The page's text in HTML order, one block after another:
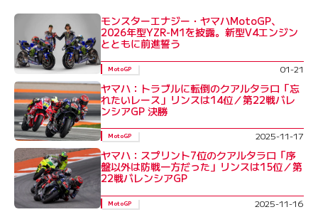
モンスターエナジー・ヤマハMotoGP、
2026年型YZR-M1を披露。新型V4エンジン
とともに前進誓う
MotoGP 01-21
ヤマハ：トラブルに転倒のクアルタラロ「忘
れたいレース」リンスは14位／第22戦バレ
ンシアGP 決勝
MotoGP 2025-11-17
ヤマハ：スプリント7位のクアルタラロ「序
盤以外は防戦一方だった」リンスは15位／第
22戦バレンシアGP
MotoGP 2025-11-16